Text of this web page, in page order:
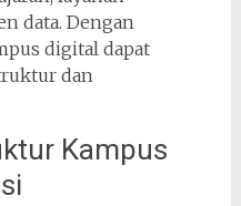
data. Dengan
digital dapat
dan
Kampus